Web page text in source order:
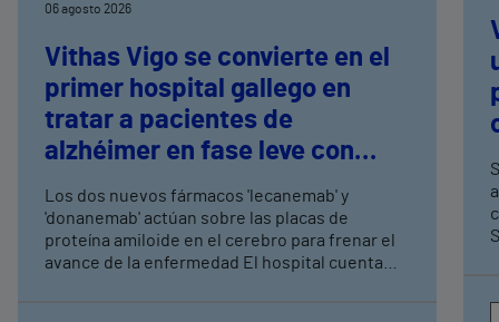
06 agosto 2026
Vithas Vigo se convierte en el
primer hospital gallego en
tratar a pacientes de
alzhéimer en fase leve con
terapias antiamiloide
Los dos nuevos fármacos 'lecanemab' y
'donanemab' actúan sobre las placas de
proteína amiloide en el cerebro para frenar el
avance de la enfermedad El hospital cuenta